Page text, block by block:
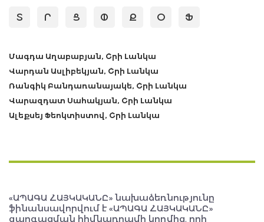
Տ Ր Ց Փ Ք Օ Ֆ
Մագդա Աղաբաբյան, Շրի Լանկա
Վարդան Ասլիբեկյան, Շրի Լանկա
Ռանգիկ Բանդառանայակե, Շրի Լանկա
Վարազդատ Սահակյան, Շրի Լանկա
Ալեքսեյ Ֆեոկտիստով, Շրի Լանկա
«ԱՊԱԳԱ ՀԱՅԿԱԿԱՆԸ» նախաձեռնությունը
ֆինանսավորվում է «ԱՊԱԳԱ ՀԱՅԿԱԿԱՆԸ»
զարգացման հիմնադրամի կողմից, որի